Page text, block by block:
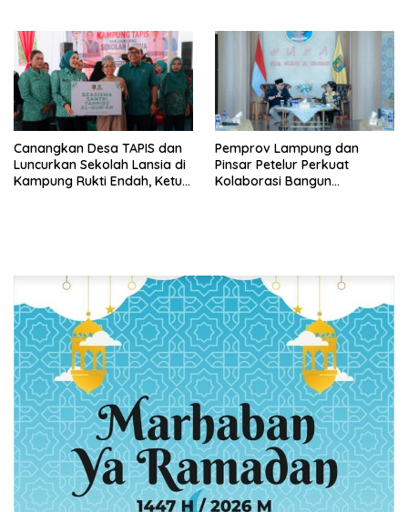
Canangkan Desa TAPIS dan
Luncurkan Sekolah Lansia di
Kampung Rukti Endah, Ketua
Pemprov Lampung dan
Pinsar Petelur Perkuat
Kolaborasi Bangun